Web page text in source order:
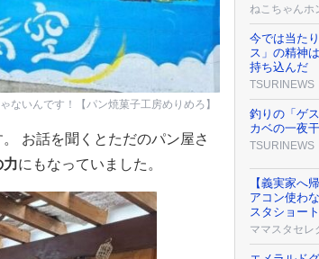
ないんです！【パン焼菓子工房めりめろ】
お話を聞くとただのパン屋さ
力にもなっていました。
ねこちゃんホ
今では当た
ス」の精神
持ち込んだ
TSURINEWS
釣りの「ゲ
カベの一夜
TSURINEWS
【義実家へ
アコン使わ
スタショート
ママスタセレ